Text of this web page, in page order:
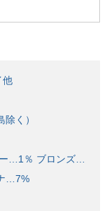
他
く）
…1％ ブロンズ…
…7%